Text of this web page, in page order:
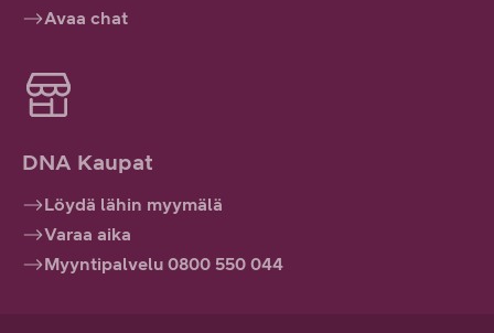
Avaa chat
DNA Kaupat
Löydä lähin myymälä
Varaa aika
Myyntipalvelu 0800 550 044